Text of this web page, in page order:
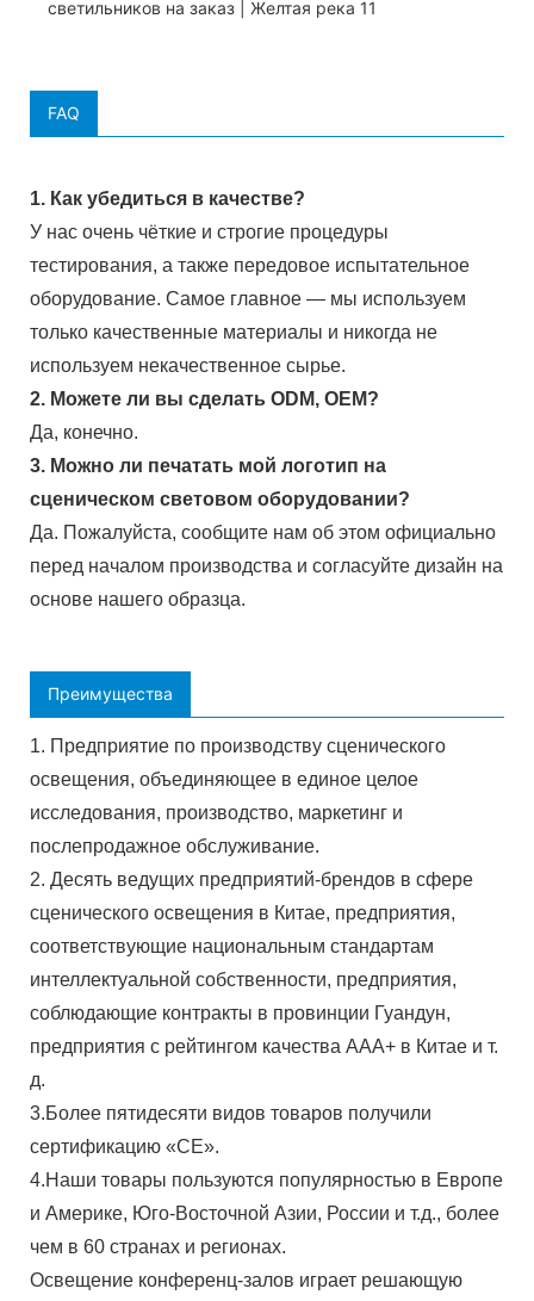
FAQ
1. Как убедиться в качестве?
У нас очень чёткие и строгие процедуры
тестирования, а также передовое испытательное
оборудование. Самое главное — мы используем
только качественные материалы и никогда не
используем некачественное сырье.
2. Можете ли вы сделать ODM, OEM?
Да, конечно.
3. Можно ли печатать мой логотип на
сценическом световом оборудовании?
Да. Пожалуйста, сообщите нам об этом официально
перед началом производства и согласуйте дизайн на
основе нашего образца.
Преимущества
1. Предприятие по производству сценического
освещения, объединяющее в единое целое
исследования, производство, маркетинг и
послепродажное обслуживание.
2. Десять ведущих предприятий-брендов в сфере
сценического освещения в Китае, предприятия,
соответствующие национальным стандартам
интеллектуальной собственности, предприятия,
соблюдающие контракты в провинции Гуандун,
предприятия с рейтингом качества AAA+ в Китае и т.
д.
3.Более пятидесяти видов товаров получили
сертификацию «CE».
4.Наши товары пользуются популярностью в Европе
и Америке, Юго-Восточной Азии, России и т.д., более
чем в 60 странах и регионах.
Освещение конференц-залов играет решающую